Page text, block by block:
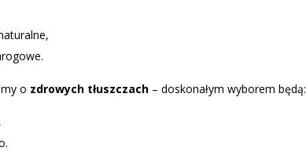
o zdrowych tłuszczach – doskonałym wyborem będą: